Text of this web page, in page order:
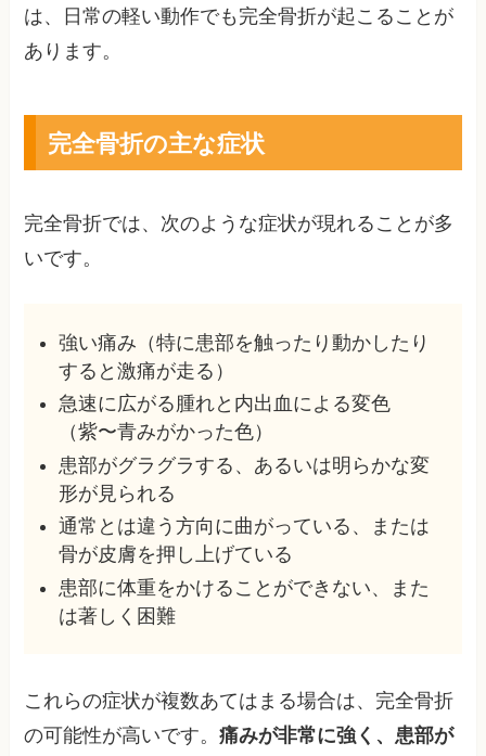
は、日常の軽い動作でも完全骨折が起こることが
あります。
完全骨折の主な症状
完全骨折では、次のような症状が現れることが多
いです。
強い痛み（特に患部を触ったり動かしたり
すると激痛が走る）
急速に広がる腫れと内出血による変色
（紫〜青みがかった色）
患部がグラグラする、あるいは明らかな変
形が見られる
通常とは違う方向に曲がっている、または
骨が皮膚を押し上げている
患部に体重をかけることができない、また
は著しく困難
これらの症状が複数あてはまる場合は、完全骨折
の可能性が高いです。痛みが非常に強く、患部が